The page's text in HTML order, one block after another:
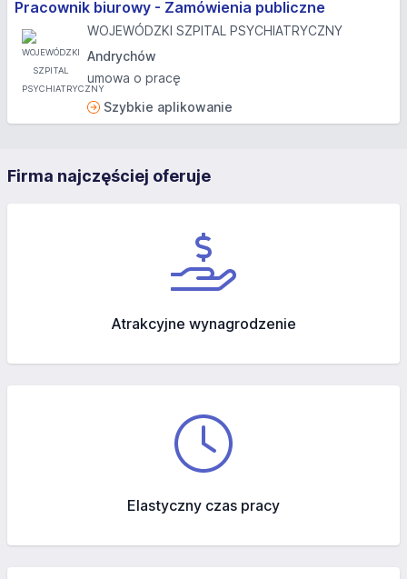
Pracownik biurowy - Zamówienia publiczne
WOJEWÓDZKI SZPITAL PSYCHIATRYCZNY
Andrychów
umowa o pracę
Szybkie aplikowanie
Firma najczęściej oferuje
Atrakcyjne wynagrodzenie
Elastyczny czas pracy